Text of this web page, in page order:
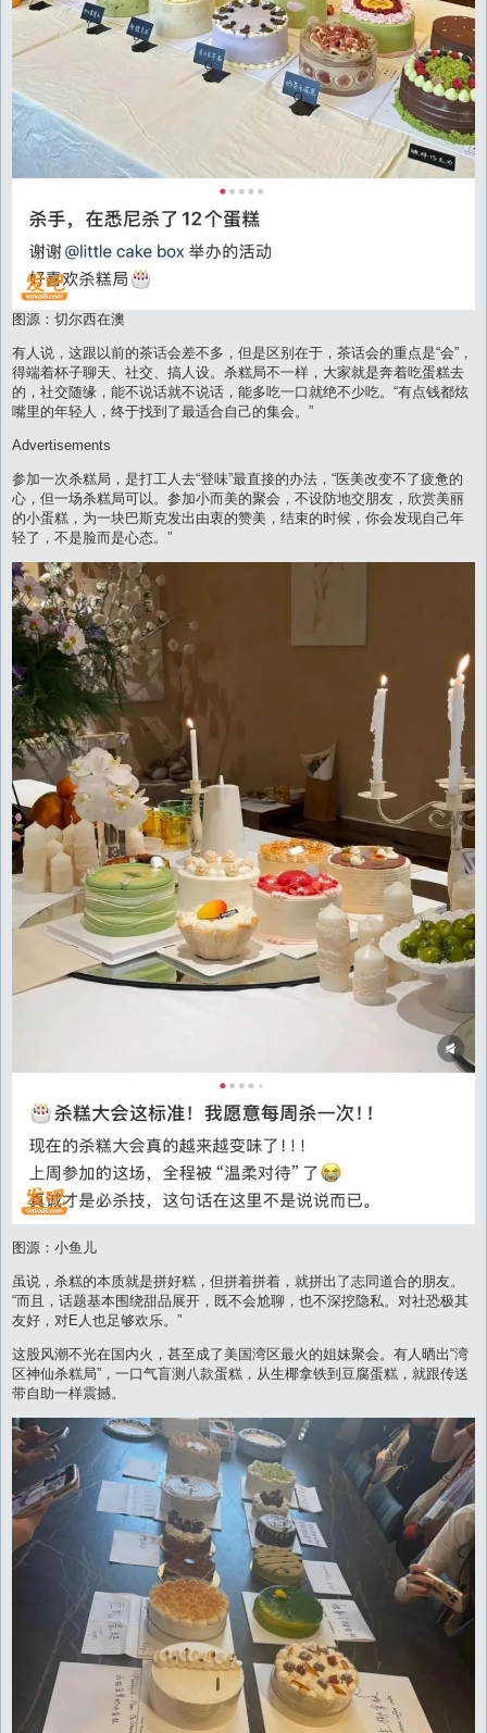
图源：切尔西在澳
有人说，这跟以前的茶话会差不多，但是区别在于，茶话会的重点是“会”，
得端着杯子聊天、社交、搞人设。杀糕局不一样，大家就是奔着吃蛋糕去
的，社交随缘，能不说话就不说话，能多吃一口就绝不少吃。“有点钱都炫
嘴里的年轻人，终于找到了最适合自己的集会。”
Advertisements
参加一次杀糕局，是打工人去“登味”最直接的办法，“医美改变不了疲惫的
心，但一场杀糕局可以。参加小而美的聚会，不设防地交朋友，欣赏美丽
的小蛋糕，为一块巴斯克发出由衷的赞美，结束的时候，你会发现自己年
轻了，不是脸而是心态。”
图源：小鱼儿
虽说，杀糕的本质就是拼好糕，但拼着拼着，就拼出了志同道合的朋友。
“而且，话题基本围绕甜品展开，既不会尬聊，也不深挖隐私。对社恐极其
友好，对E人也足够欢乐。”
这股风潮不光在国内火，甚至成了美国湾区最火的姐妹聚会。有人晒出“湾
区神仙杀糕局”，一口气盲测八款蛋糕，从生椰拿铁到豆腐蛋糕，就跟传送
带自助一样震撼。